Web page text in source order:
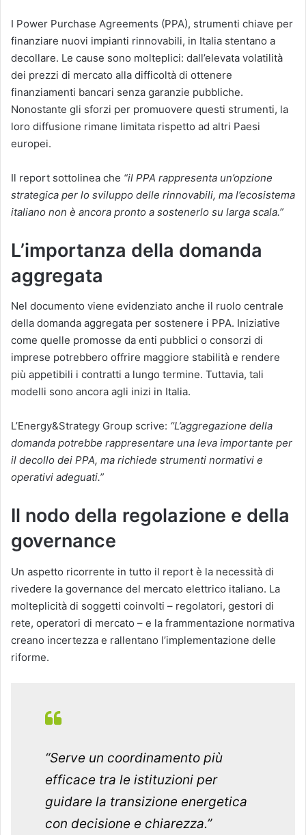
I Power Purchase Agreements (PPA), strumenti chiave per
finanziare nuovi impianti rinnovabili, in Italia stentano a
decollare. Le cause sono molteplici: dall’elevata volatilità
dei prezzi di mercato alla difficoltà di ottenere
finanziamenti bancari senza garanzie pubbliche.
Nonostante gli sforzi per promuovere questi strumenti, la
loro diffusione rimane limitata rispetto ad altri Paesi
europei.
Il report sottolinea che “il PPA rappresenta un’opzione
strategica per lo sviluppo delle rinnovabili, ma l’ecosistema
italiano non è ancora pronto a sostenerlo su larga scala.”
L’importanza della domanda
aggregata
Nel documento viene evidenziato anche il ruolo centrale
della domanda aggregata per sostenere i PPA. Iniziative
come quelle promosse da enti pubblici o consorzi di
imprese potrebbero offrire maggiore stabilità e rendere
più appetibili i contratti a lungo termine. Tuttavia, tali
modelli sono ancora agli inizi in Italia.
L’Energy&Strategy Group scrive: “L’aggregazione della
domanda potrebbe rappresentare una leva importante per
il decollo dei PPA, ma richiede strumenti normativi e
operativi adeguati.”
Il nodo della regolazione e della
governance
Un aspetto ricorrente in tutto il report è la necessità di
rivedere la governance del mercato elettrico italiano. La
molteplicità di soggetti coinvolti – regolatori, gestori di
rete, operatori di mercato – e la frammentazione normativa
creano incertezza e rallentano l’implementazione delle
riforme.
“Serve un coordinamento più
efficace tra le istituzioni per
guidare la transizione energetica
con decisione e chiarezza.”